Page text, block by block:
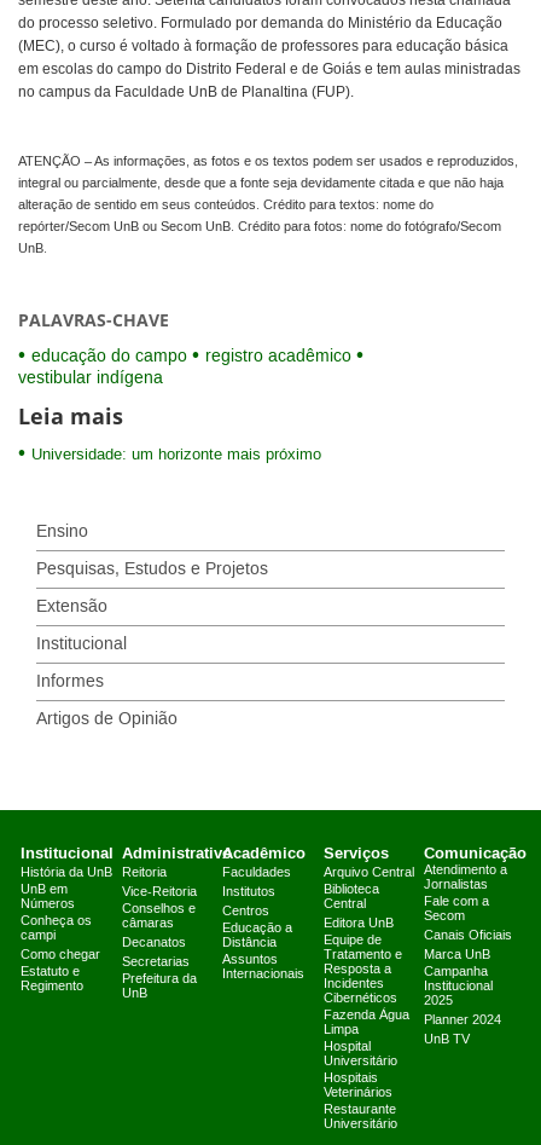
do processo seletivo. Formulado por demanda do Ministério da Educação
(MEC), o curso é voltado à formação de professores para educação básica
em escolas do campo do Distrito Federal e de Goiás e tem aulas ministradas
no campus da Faculdade UnB de Planaltina (FUP).
ATENÇÃO – As informações, as fotos e os textos podem ser usados e reproduzidos,
integral ou parcialmente, desde que a fonte seja devidamente citada e que não haja
alteração de sentido em seus conteúdos. Crédito para textos: nome do
repórter/Secom UnB ou Secom UnB. Crédito para fotos: nome do fotógrafo/Secom
UnB.
PALAVRAS-CHAVE
educação do campo
registro acadêmico
vestibular indígena
Leia mais
Universidade: um horizonte mais próximo
Ensino
Pesquisas, Estudos e Projetos
Extensão
Institucional
Informes
Artigos de Opinião
Institucional
História da UnB
UnB em
Números
Conheça os
campi
Como chegar
Estatuto e
Regimento
Administrativo
Reitoria
Vice-Reitoria
Conselhos e
câmaras
Decanatos
Secretarias
Prefeitura da
UnB
Acadêmico
Faculdades
Institutos
Centros
Educação a
Distância
Assuntos
Internacionais
Serviços
Arquivo Central
Biblioteca
Central
Editora UnB
Equipe de
Tratamento e
Resposta a
Incidentes
Cibernéticos
Fazenda Água
Limpa
Hospital
Universitário
Hospitais
Veterinários
Restaurante
Universitário
Comunicação
Atendimento a
Jornalistas
Fale com a
Secom
Canais Oficiais
Marca UnB
Campanha
Institucional
2025
Planner 2024
UnB TV